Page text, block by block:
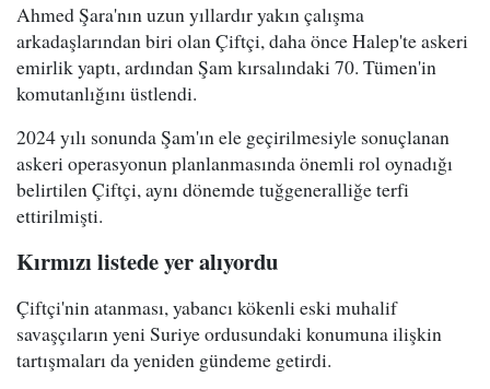
Ahmed Şara'nın uzun yıllardır yakın çalışma
arkadaşlarından biri olan Çiftçi, daha önce Halep'te askeri
emirlik yaptı, ardından Şam kırsalındaki 70. Tümen'in
komutanlığını üstlendi.
2024 yılı sonunda Şam'ın ele geçirilmesiyle sonuçlanan
askeri operasyonun planlanmasında önemli rol oynadığı
belirtilen Çiftçi, aynı dönemde tuğgeneralliğe terfi
ettirilmişti.
Kırmızı listede yer alıyordu
Çiftçi'nin atanması, yabancı kökenli eski muhalif
savaşçıların yeni Suriye ordusundaki konumuna ilişkin
tartışmaları da yeniden gündeme getirdi.